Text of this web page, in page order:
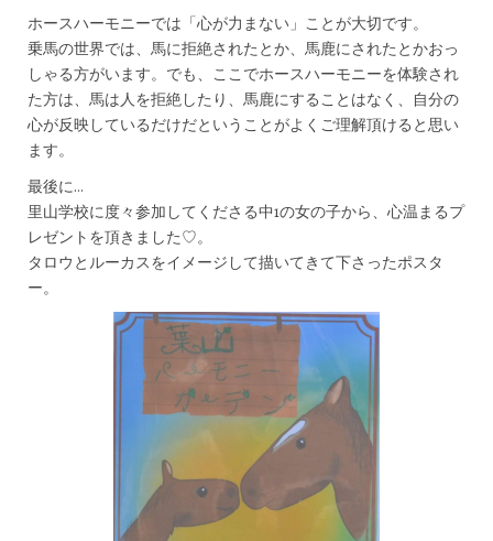
ホースハーモニーでは「心が力まない」ことが大切です。
乗馬の世界では、馬に拒絶されたとか、馬鹿にされたとかおっ
しゃる方がいます。でも、ここでホースハーモニーを体験され
た方は、馬は人を拒絶したり、馬鹿にすることはなく、自分の
心が反映しているだけだということがよくご理解頂けると思い
ます。
最後に…
里山学校に度々参加してくださる中1の女の子から、心温まるプ
レゼントを頂きました♡。
タロウとルーカスをイメージして描いてきて下さったポスタ
ー。